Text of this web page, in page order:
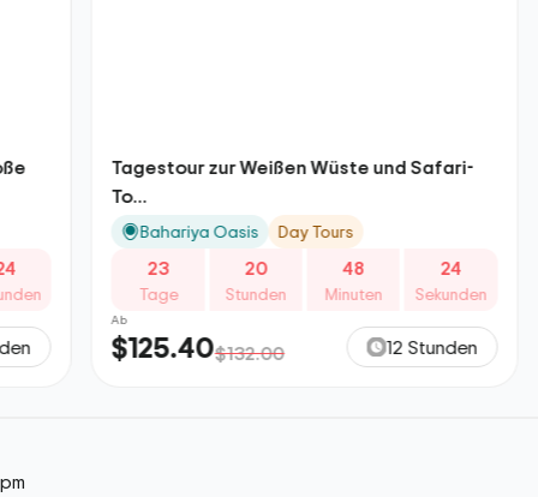
Tagestour zur Weißen Wüste und Safari-
Bahariya Oasis Day Tours
20
Stunden
48
Minuten
23
Sekunden
$125.40$132.00 12 Stunden
2-
pm